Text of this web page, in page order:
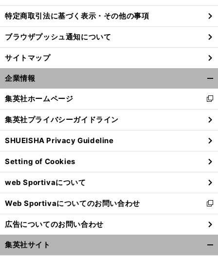
特定商取引法に基づく表示・その他の事項
ブラウザプッシュ通知について
サイトマップ
企業情報
閉
る
集英社ホームページ
新
し
い
ウ
ィ
ン
ド
ウ
で
開
く
集英社プライバシーガイドライン
SHUEISHA Privacy Guideline
Setting of Cookies
web Sportivaについて
Web Sportivaについてのお問い合わせ
新
し
い
ウ
ィ
ン
広告についてのお問い合わせ
集英社サイト